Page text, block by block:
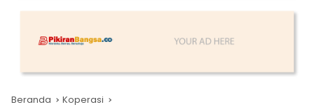
Beranda Koperasi